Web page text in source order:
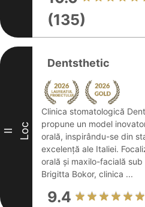
(135)
II Loc
Dentsthetic
Clinica stomatologică
propune un model
orală, inspirându-se din
excelență ale Italiei.
orală și maxilo-facială
Brigitta Bokor, clinica ...
9.4